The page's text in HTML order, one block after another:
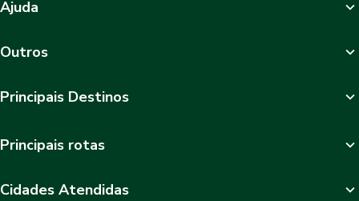
Ajuda
Outros
Principais Destinos
Principais rotas
Cidades Atendidas